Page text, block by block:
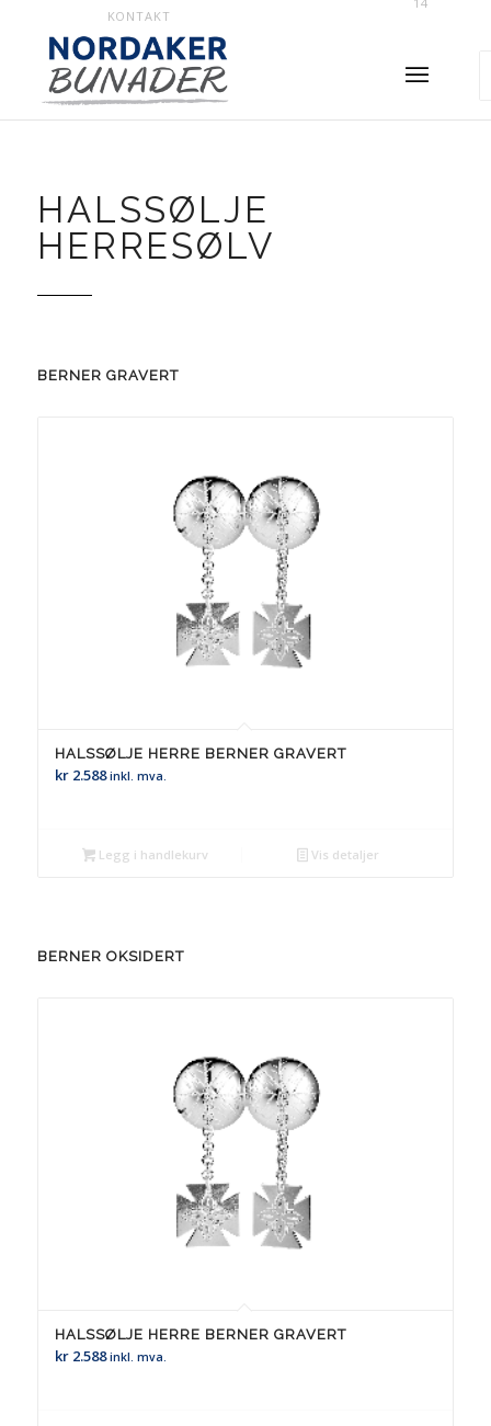
KONTAKT
HALSSØLJE
HERRESØLV
BERNER GRAVERT
HALSSØLJE HERRE BERNER GRAVERT
kr2.588 inkl. mva.
Legg i handlekurv Vis detaljer
BERNER OKSIDERT
HALSSØLJE HERRE BERNER GRAVERT
kr2.588 inkl. mva.